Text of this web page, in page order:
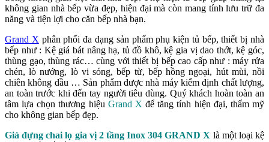
không gian nhà bếp vừa đẹp, hiện đại mà còn mang tính lưu trữ đa
năng và tiện lợi cho căn bếp nhà bạn.
Grand Xphân phối đa dạng sản phẩm phụ kiện tủ bếp, thiết bị nhà
bếp như : Kệ giá bát nâng hạ, tủ đồ khô, kệ gia vị dao thớt, kệ góc,
thùng gạo, thùng rác… cùng với thiết bị bếp cao cấp như : máy rửa
chén, lò nướng, lò vi sóng, bếp từ, bếp hồng ngoại, hút mùi, nồi
chiên không dầu … Sản phẩm được nhà máy kiểm định chất lượng,
an toàn trước khi đến tay người tiêu dùng. Quý khách hoàn toàn an
tâm lựa chọn thương hiệu Grand Xđể tăng tính hiện đại, thẩm mỹ
cho không gian bếp đẹp.
Giá đựng chai lọ gia vị 2 tầng Inox 304 GRAND X là một loại kệ